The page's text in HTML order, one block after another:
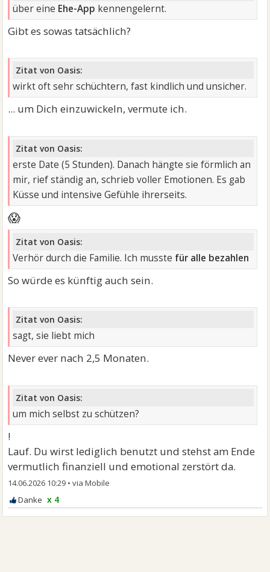
über eine Ehe-App kennengelernt.
Gibt es sowas tatsächlich?
Zitat von Oasis:
wirkt oft sehr schüchtern, fast kindlich und unsicher.
... um Dich einzuwickeln, vermute ich.
Zitat von Oasis:
erste Date (5 Stunden). Danach hängte sie förmlich an
mir, rief ständig an, schrieb voller Emotionen. Es gab
Küsse und intensive Gefühle ihrerseits.
😱
Zitat von Oasis:
Verhör durch die Familie. Ich musste für alle bezahlen
So würde es künftig auch sein.
Zitat von Oasis:
sagt, sie liebt mich
Never ever nach 2,5 Monaten.
Zitat von Oasis:
um mich selbst zu schützen?
!
Lauf. Du wirst lediglich benutzt und stehst am Ende
vermutlich finanziell und emotional zerstört da.
14.06.2026 10:29 •
x 4